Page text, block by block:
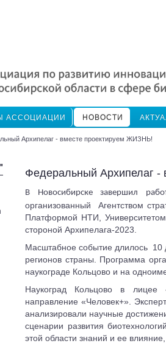
АССОЦИАЦИИ НОВОСТИ
Архипелаг - вместе проектируем ЖИЗНЬ!
Федеральный Архипелаг
В Новосибирске завершил
организованный
Агентством
Платформой НТИ,
стороной Архипелага-2023.
Масштабное событие длилось 10
регионов страны. Программа
наукограде Кольцово и на
Наукоград Кольцово в лицее
направление «Человек+».
анализировали научные
сценарии развития
этой области знаний и ее